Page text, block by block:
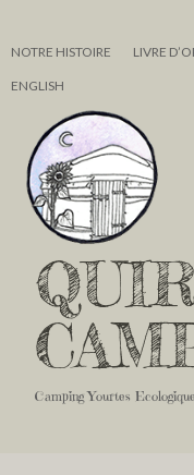
NOTRE HISTOIRE LIVRE
ENGLISH
Camping Yourtes